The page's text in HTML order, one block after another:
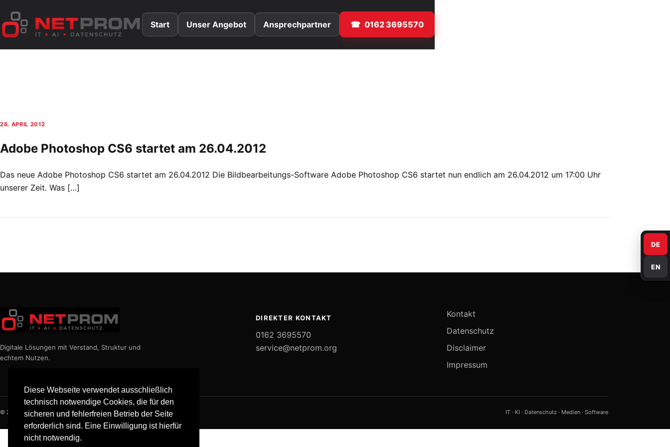
Diese Webseite verwendet ausschließlich
technisch notwendige Cookies, die für den
sicheren und fehlerfreien Betrieb der Seite
erforderlich sind. Eine Einwilligung ist hierfür
nicht notwendig.
Inhalt
springen
Start Unser Angebot Ansprechpartner 0162 3695570
DE
EN
26. APRIL 2012
Adobe Photoshop CS6 startet am 26.04.2012
Das neue Adobe Photoshop CS6 startet am 26.04.2012 Die Bildbearbeitungs-Software Adobe Photoshop CS6 startet nun endlich am 26.04.2012 um 17:00 Uhr
unserer Zeit. Was […]
Digitale Lösungen mit Verstand, Struktur und
echtem Nutzen.
DIREKTER KONTAKT
0162 3695570
service@netprom.org
Kontakt
Datenschutz
Disclaimer
Impressum
© 2026 NETPROM IT · KI · Datenschutz · Medien · Software